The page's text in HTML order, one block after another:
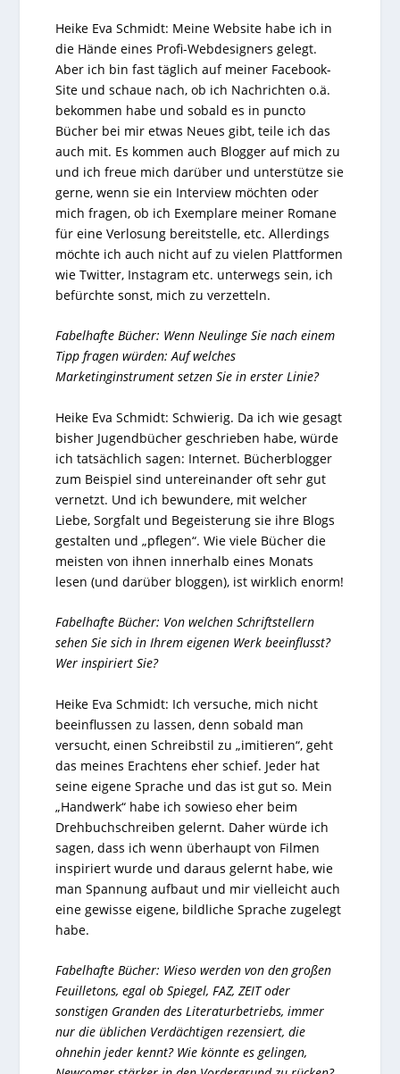
Heike Eva Schmidt: Meine Website habe ich in
die Hände eines Profi-Webdesigners gelegt.
Aber ich bin fast täglich auf meiner Facebook-
Site und schaue nach, ob ich Nachrichten o.ä.
bekommen habe und sobald es in puncto
Bücher bei mir etwas Neues gibt, teile ich das
auch mit. Es kommen auch Blogger auf mich zu
und ich freue mich darüber und unterstütze sie
gerne, wenn sie ein Interview möchten oder
mich fragen, ob ich Exemplare meiner Romane
für eine Verlosung bereitstelle, etc. Allerdings
möchte ich auch nicht auf zu vielen Plattformen
wie Twitter, Instagram etc. unterwegs sein, ich
befürchte sonst, mich zu verzetteln.
Fabelhafte Bücher: Wenn Neulinge Sie nach einem
Tipp fragen würden: Auf welches
Marketinginstrument setzen Sie in erster Linie?
Heike Eva Schmidt: Schwierig. Da ich wie gesagt
bisher Jugendbücher geschrieben habe, würde
ich tatsächlich sagen: Internet. Bücherblogger
zum Beispiel sind untereinander oft sehr gut
vernetzt. Und ich bewundere, mit welcher
Liebe, Sorgfalt und Begeisterung sie ihre Blogs
gestalten und „pflegen“. Wie viele Bücher die
meisten von ihnen innerhalb eines Monats
lesen (und darüber bloggen), ist wirklich enorm!
Fabelhafte Bücher: Von welchen Schriftstellern
sehen Sie sich in Ihrem eigenen Werk beeinflusst?
Wer inspiriert Sie?
Heike Eva Schmidt: Ich versuche, mich nicht
beeinflussen zu lassen, denn sobald man
versucht, einen Schreibstil zu „imitieren“, geht
das meines Erachtens eher schief. Jeder hat
seine eigene Sprache und das ist gut so. Mein
„Handwerk“ habe ich sowieso eher beim
Drehbuchschreiben gelernt. Daher würde ich
sagen, dass ich wenn überhaupt von Filmen
inspiriert wurde und daraus gelernt habe, wie
man Spannung aufbaut und mir vielleicht auch
eine gewisse eigene, bildliche Sprache zugelegt
habe.
Fabelhafte Bücher: Wieso werden von den großen
Feuilletons, egal ob Spiegel, FAZ, ZEIT oder
sonstigen Granden des Literaturbetriebs, immer
nur die üblichen Verdächtigen rezensiert, die
ohnehin jeder kennt? Wie könnte es gelingen,